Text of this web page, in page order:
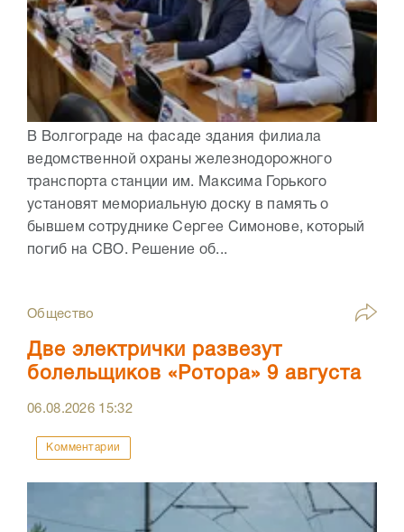
В Волгограде на фасаде здания филиала
ведомственной охраны железнодорожного
транспорта станции им. Максима Горького
установят мемориальную доску в память о
бывшем сотруднике Сергее Симонове, который
погиб на СВО. Решение об...
Общество
Две электрички развезут
болельщиков «Ротора» 9 августа
06.08.2026 15:32
Комментарии